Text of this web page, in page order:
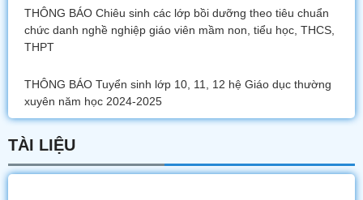
THÔNG BÁO Chiêu sinh các lớp bồi dưỡng theo tiêu chuẩn
chức danh nghề nghiệp giáo viên mầm non, tiểu học, THCS,
THPT
THÔNG BÁO Tuyển sinh lớp 10, 11, 12 hệ Giáo dục thường
xuyên năm học 2024-2025
TÀI LIỆU